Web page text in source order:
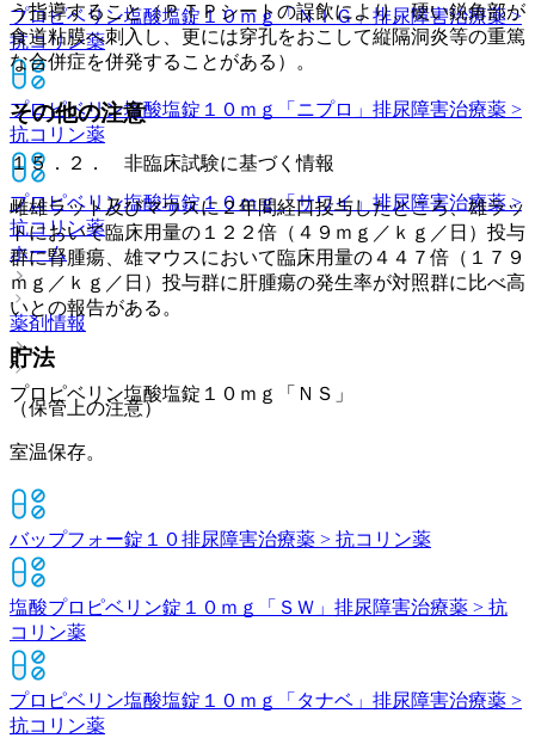
プロピベリン塩酸塩錠１０ｍｇ「ＮＩＧ」排尿障害治療薬 >
抗コリン薬
プロピベリン塩酸塩錠１０ｍｇ「ニプロ」 排尿障害治療薬 >
抗コリン薬
プロピベリン塩酸塩錠１０ｍｇ「サワイ」 排尿障害治療薬 >
抗コリン薬
ホーム
薬剤情報
プロピベリン塩酸塩錠１０ｍｇ「ＮＳ」
う指導すること（ＰＴＰシートの誤飲により、硬い鋭角部が
食道粘膜へ刺入し、更には穿孔をおこして縦隔洞炎等の重篤
な合併症を併発することがある）。
その他の注意
１５．２． 非臨床試験に基づく情報
雌雄ラット及びマウスに２年間経口投与したところ、雄ラッ
トにおいて臨床用量の１２２倍（４９ｍｇ／ｋｇ／日）投与
群に腎腫瘍、雄マウスにおいて臨床用量の４４７倍（１７９
ｍｇ／ｋｇ／日）投与群に肝腫瘍の発生率が対照群に比べ高
いとの報告がある。
貯法
（保管上の注意）
室温保存。
バップフォー錠１０排尿障害治療薬 > 抗コリン薬
塩酸プロピベリン錠１０ｍｇ「ＳＷ」 排尿障害治療薬 > 抗
コリン薬
プロピベリン塩酸塩錠１０ｍｇ「タナベ」 排尿障害治療薬 >
抗コリン薬